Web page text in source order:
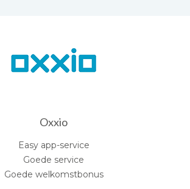
Oxxio
Easy app-service
Goede service
Goede welkomstbonus